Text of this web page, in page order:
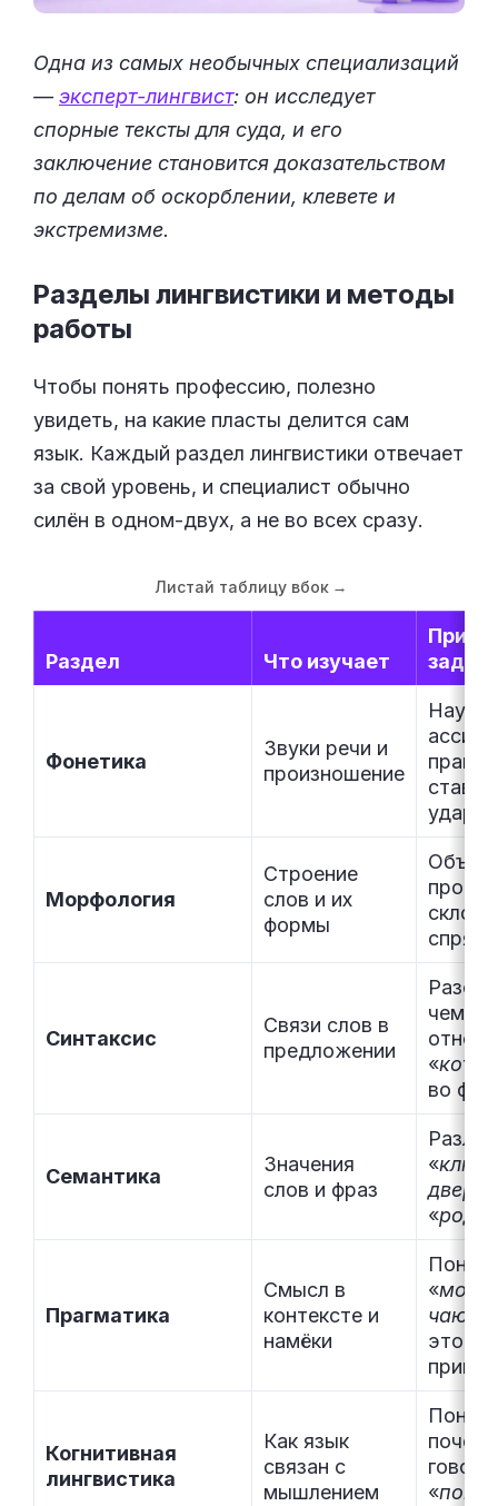
Одна из самых необычных специализаций
—эксперт-лингвист: он исследует
спорные тексты для суда, и его
заключение становится доказательством
по делам об оскорблении, клевете и
экстремизме.
Разделы лингвистики и методы
работы
Чтобы понять профессию, полезно
увидеть, на какие пласты делится сам
язык. Каждый раздел лингвистики отвечает
за свой уровень, и специалист обычно
силён в одном-двух, а не во всех сразу.
Листай таблицу вбок →
Раздел Что изучает
Фонетика
Звуки речи и
произношение
Морфология
Строение
слов и их
формы
Синтаксис
Связи слов в
предложении
чему
«
во
Семантика
Значения
слов и фраз
«ключ
двери
«
Прагматика
Смысл в
контексте и
намёки
«
чаю?
это
Когнитивная
лингвистика
Как язык
связан с
мышлением
«